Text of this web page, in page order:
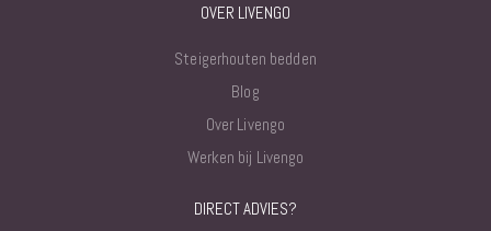
OVER LIVENGO
Steigerhouten bedden
Blog
Over Livengo
Werken bij Livengo
DIRECT ADVIES?